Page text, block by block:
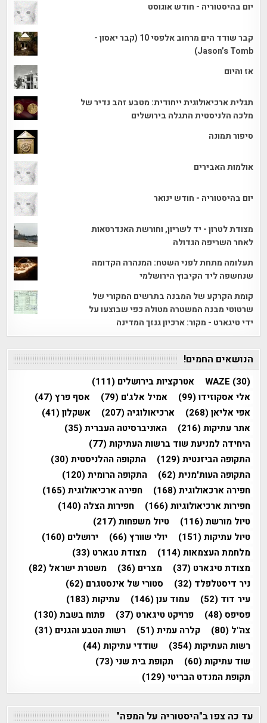
יום בהיסטוריה - חודש אוגוסט
קבר שודד הים מרחוב אלפסי 10 (קבר יאסון -
Jason’s Tomb)
אז והיום
תגלית ארכיאולוגית ייחודית: מטבע זהב נדיר של
מלכה הלניסטית התגלה בירושלים
סיפור תמונה
אולמות האבירים
יום בהיסטוריה - חודש ינואר
מצודת לטרון - יד לשריון, וחורשת האנדרטאות
לאחר השריפה הגדולה
תעלומה מתחת לפני השטח: המנהרה הקדומה
שנחשפה ליד הקיבוץ הירושלמי
קומת הקרקע של המבנה בתרשים המקורי של
שרטוטי מבנה המשטרה מטולה כפי שבוצעו על
ידי טיגארט - מקור: ארכיון גנזך המדינה
הנושאים החמים!
WAZE (30) אטרקציות בירושלים (111)
אלי אסקוזידו(99) אמיל אלג'ם (79) אסף פרץ(47)
אפי אליאן(268) ארכיאולוגיה (207) אשקלון(41)
אתר עתיקות(216) האוניברסיטה העברית(35)
היחידה למניעת שוד ברשות העתיקות(77)
התקופה הביזנטית(129) התקופה ההלניסטית(30)
התקופה העות'מנית(62) התקופה הרומית(120)
חפירה ארכאולוגית(168) חפירה ארכיאולוגית(165)
חפירות ארכיאולוגיות(166) חפירות הצלה (140)
טיול מורשת(116) טיול משפחות(217)
טיול עתיקות(151) יולי שוורץ(66) ירושלים (160)
מלחמת העצמאות(114) מצודת טגארט (33)
מצודת טיגארט (37) מצרים (36) משטרת ישראל (82)
ניר דיסטלפלד (32) סטורי של אינסטגרם (62)
עיר דוד (52) עמוד ענן(146) עתיקות(183)
פסיפס(48) פרויקט טיגארט (37) פתוח בשבת(130)
צה"ל (80) קלרה עמית(51) רשות הטבע והגנים (31)
רשות העתיקות(354) שודדי עתיקות(44)
שוד עתיקות(60) תקופת בית שני(73)
תקופת המנדט הבריטי(129)
עד כה צפו ב"היסטוריה על המפה"